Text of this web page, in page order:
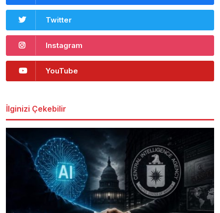
Twitter
Instagram
YouTube
İlginizi Çekebilir